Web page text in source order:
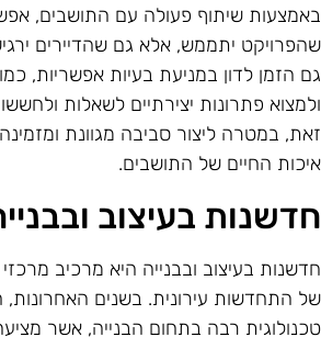
שיתוף פעולה עם התושבים,
יתממש, אלא גם שהדיירים
הזמן לדון במניעת בעיות אפשריות, כמו
פתרונות יצירתיים לשאלות
במטרה ליצור סביבה מגוונת
החיים של התושבים.
בעיצוב
בעיצוב ובבנייה היא מרכיב
התחדשות עירונית. בשנים
רבה בתחום הבנייה, אשר